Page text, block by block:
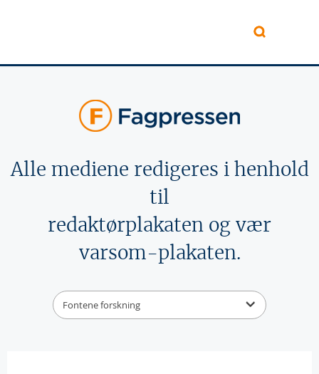
Alle mediene redigeres i henhold
til
redaktørplakaten og vær
varsom-plakaten.
Fontene forskning